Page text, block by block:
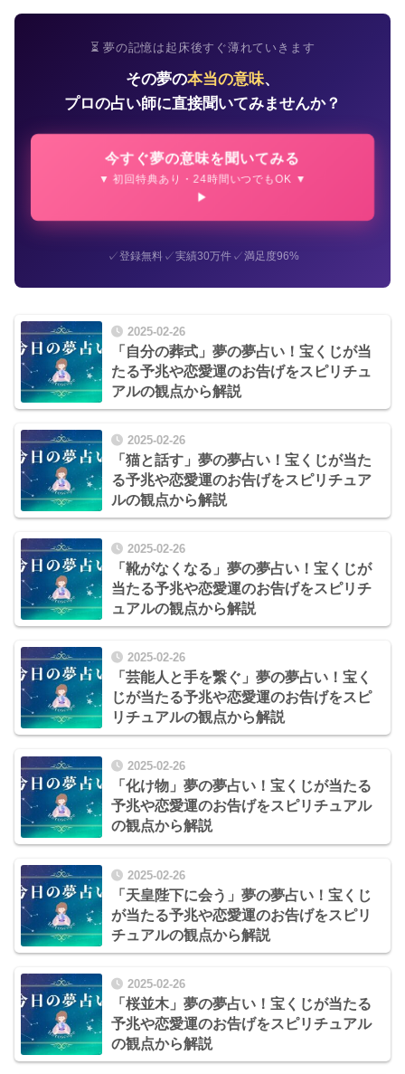
⏳ 夢の記憶は起床後すぐ薄れていきます
その夢の本当の意味、
プロの占い師に直接聞いてみませんか？
今すぐ夢の意味を聞いてみる
▼ 初回特典あり・24時間いつでもOK ▼
✓登録無料✓実績30万件✓満足度96%
2025-02-26
「自分の葬式」夢の夢占い！宝くじが当
たる予兆や恋愛運のお告げをスピリチュ
アルの観点から解説
2025-02-26
「猫と話す」夢の夢占い！宝くじが当た
る予兆や恋愛運のお告げをスピリチュア
ルの観点から解説
2025-02-26
「靴がなくなる」夢の夢占い！宝くじが
当たる予兆や恋愛運のお告げをスピリチ
ュアルの観点から解説
2025-02-26
「芸能人と手を繋ぐ」夢の夢占い！宝く
じが当たる予兆や恋愛運のお告げをスピ
リチュアルの観点から解説
2025-02-26
「化け物」夢の夢占い！宝くじが当たる
予兆や恋愛運のお告げをスピリチュアル
の観点から解説
2025-02-26
「天皇陛下に会う」夢の夢占い！宝くじ
が当たる予兆や恋愛運のお告げをスピリ
チュアルの観点から解説
2025-02-26
「桜並木」夢の夢占い！宝くじが当たる
予兆や恋愛運のお告げをスピリチュアル
の観点から解説